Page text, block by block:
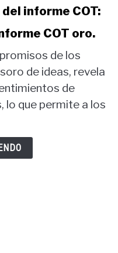
informe COT:
COT oro.
de los
de ideas, revela
de
que permite a los